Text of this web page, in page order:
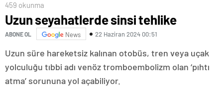
459 okunma
Uzun seyahatlerde sinsi tehlike
ABONE OL News 22 Haziran 2024 00:51
Uzun süre hareketsiz kalınan otobüs, tren veya uçak
yolculuğu tıbbi adı venöz tromboembolizm olan ‘pıhtı
atma’ sorununa yol açabiliyor.